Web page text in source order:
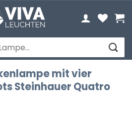
mit vier
Steinhauer Quatro